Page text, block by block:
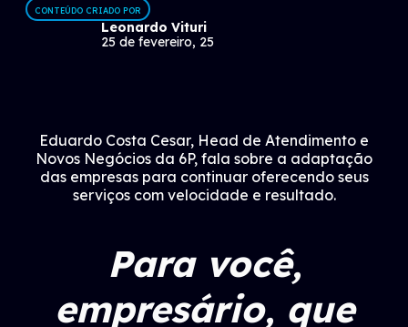
CONTEÚDO CRIADO POR
Leonardo Vituri
25 de fevereiro, 25
Eduardo Costa Cesar, Head de Atendimento e
Novos Negócios da 6P, fala sobre a adaptação
das empresas para continuar oferecendo seus
serviços com velocidade e resultado.
Para você,
empresário, que